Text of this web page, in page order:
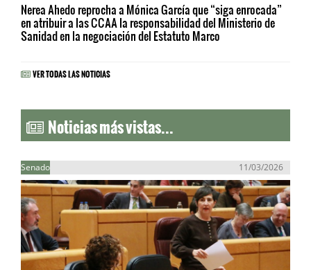
Nerea Ahedo reprocha a Mónica García que “siga enrocada”
en atribuir a las CCAA la responsabilidad del Ministerio de
Sanidad en la negociación del Estatuto Marco
VER TODAS LAS NOTICIAS
Noticias más vistas...
Senado 11/03/2026